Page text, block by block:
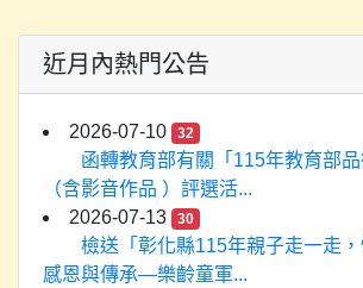
近月內熱門公告
2026-07-10 32
函轉教育部有關「115年教育部
（含影音作品 ）評選活...
2026-07-13
30
檢送「彰化縣115年親子走一走
感恩與傳承—樂齡童軍...